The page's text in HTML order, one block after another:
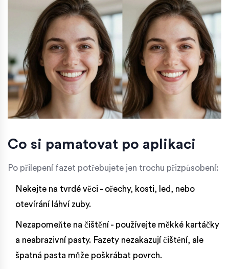
Co si pamatovat po aplikaci
Po přilepení fazet potřebujete jen trochu přizpůsobení:
Nekejte na tvrdé věci - ořechy, kosti, led, nebo
otevírání láhví zuby.
Nezapomeňte na čištění - používejte měkké kartáčky
a neabrazivní pasty. Fazety nezakazují čištění, ale
špatná pasta může poškrábat povrch.